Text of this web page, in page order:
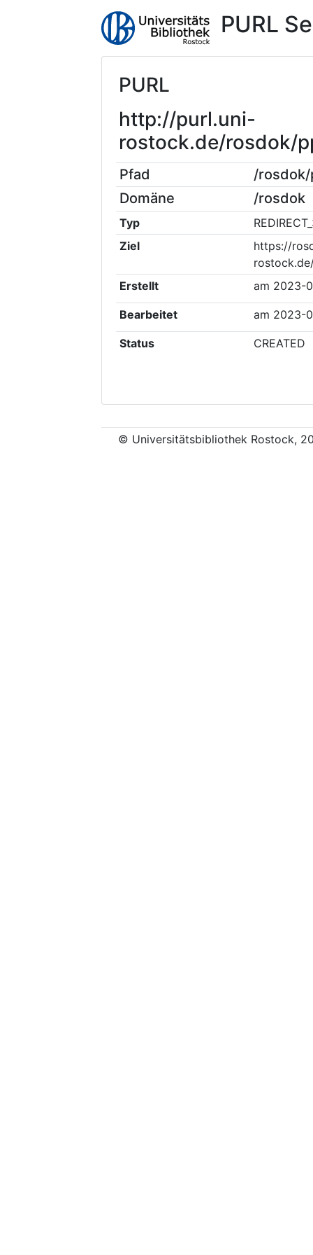
PURL
PURL
http://purl.uni-
rostock.de/rosdok/
Pfad
/rosdok/
Domäne
/rosdok
Typ
Ziel
https://
Erstellt
am 2023-
Bearbeitet am 2023-
Status CREATED
© Universitätsbibliothek Rostock,